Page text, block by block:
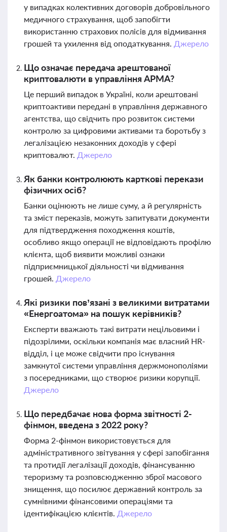
у випадках колективних договорів добровільного
медичного страхування, щоб запобігти
використанню страхових полісів для відмивання
грошей та ухилення від оподаткування. Джерело
Що означає передача арештованої
криптовалюти в управління АРМА?
Це перший випадок в Україні, коли арештовані
криптоактиви передані в управління державного
агентства, що свідчить про розвиток системи
контролю за цифровими активами та боротьбу з
легалізацією незаконних доходів у сфері
криптовалют. Джерело
Як банки контролюють карткові перекази
фізичних осіб?
Банки оцінюють не лише суму, а й регулярність
та зміст переказів, можуть запитувати документи
для підтвердження походження коштів,
особливо якщо операції не відповідають профілю
клієнта, щоб виявити можливі ознаки
підприємницької діяльності чи відмивання
грошей. Джерело
Які ризики пов’язані з великими витратами
«Енергоатома» на пошук керівників?
Експерти вважають такі витрати нецільовими і
підозрілими, оскільки компанія має власний HR-
відділ, і це може свідчити про існування
замкнутої системи управління держмонополіями
з посередниками, що створює ризики корупції.
Джерело
Що передбачає нова форма звітності 2-
фінмон, введена з 2022 року?
Форма 2-фінмон використовується для
адміністративного звітування у сфері запобігання
та протидії легалізації доходів, фінансуванню
тероризму та розповсюдженню зброї масового
знищення, що посилює державний контроль за
сумнівними фінансовими операціями та
ідентифікацією клієнтів. Джерело